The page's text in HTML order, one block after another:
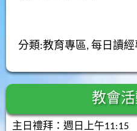
分類:教育專區, 每日讀經
教會
主日禮拜：週日上午11:15